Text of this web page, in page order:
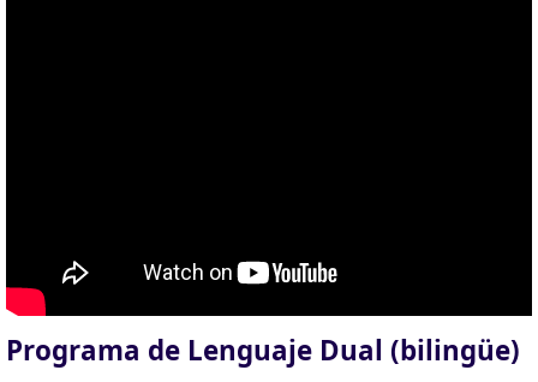
Programa de Lenguaje Dual (bilingüe)